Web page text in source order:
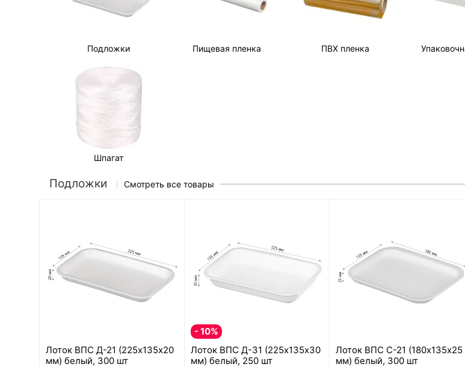
Подложки Пищевая пленка ПВХ пленка
Шпагат
Подложки Смотреть все товары
Лоток ВПС Д-21 (225х135х20
мм) белый, 300 шт
- 10%
Лоток ВПС Д-31 (225х135х30
мм) белый, 250 шт
Лоток ВПС C-21 (180х135х25
мм) белый, 300 шт